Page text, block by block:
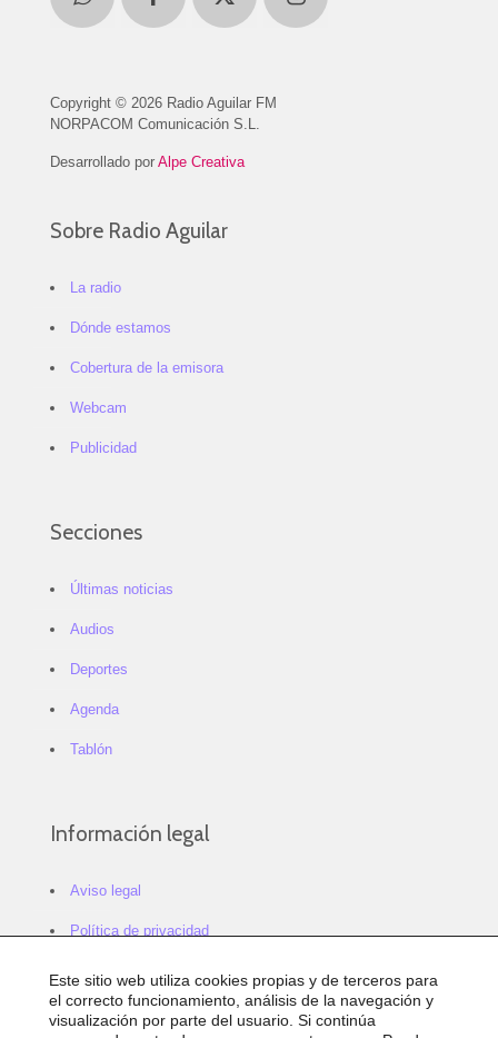
Copyright © 2026 Radio Aguilar FM
NORPACOM Comunicación S.L.
Desarrollado por Alpe Creativa
Sobre Radio Aguilar
La radio
Dónde estamos
Cobertura de la emisora
Webcam
Publicidad
Secciones
Últimas noticias
Audios
Deportes
Agenda
Tablón
Información legal
Aviso legal
Política de privacidad
Política de cookies
Configurar cookies
Este sitio web utiliza cookies propias y de terceros para
el correcto funcionamiento, análisis de la navegación y
visualización por parte del usuario. Si continúa